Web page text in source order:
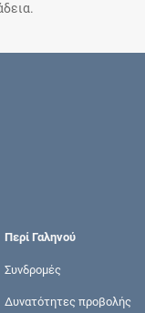
Περί Γαληνού
Συνδρομές
Δυνατότητες προβολής